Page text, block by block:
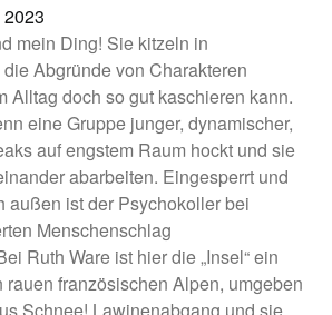
mein Ding! Sie kitzeln in
Abgründe von Charakteren
Alltag doch so gut kaschieren kann.
eine Gruppe junger, dynamischer,
auf engstem Raum hockt und sie
abarbeiten. Eingesperrt und
außen ist der Psychokoller bei
Menschenschlag
Ruth Ware ist hier die „Insel“ ein
rauen französischen Alpen, umgeben